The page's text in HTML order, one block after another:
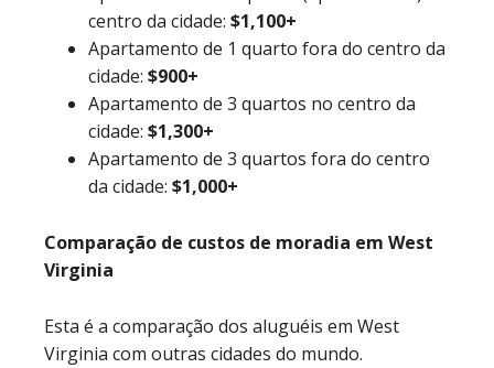
centro da cidade: $1,100+
Apartamento de 1 quarto fora do centro da
cidade: $900+
Apartamento de 3 quartos no centro da
cidade: $1,300+
Apartamento de 3 quartos fora do centro
da cidade: $1,000+
Comparação de custos de moradia em West
Virginia
Esta é a comparação dos aluguéis em West
Virginia com outras cidades do mundo.